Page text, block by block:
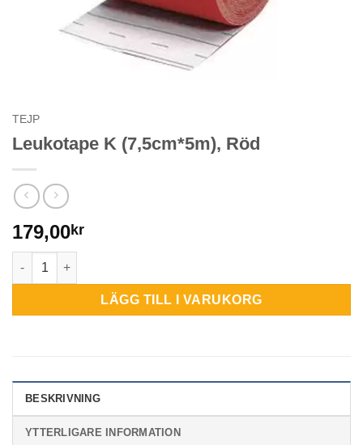
TEJP
Leukotape K (7,5cm*5m), Röd
179,00kr
Leukotape K (7,5cm*5m), Röd mängd
LÄGG TILL I VARUKORG
BESKRIVNING
YTTERLIGARE INFORMATION